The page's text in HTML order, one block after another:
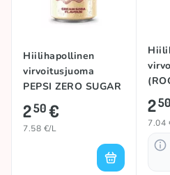
Hiilihapollinen
virvoitusjuoma
PEPSI ZERO SUGAR
(CREAM SODA),
330ml
250€
7.58 €/L
250
7.04